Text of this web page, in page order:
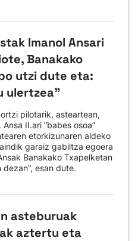
Imanol Ansari
Banakako
utzi dute eta:
ulertzea”
pilotarik, asteartean,
II.ari “babes osoa”
etorkizunaren aldeko
garaiz gabiltza egoera
Banakako Txapelketan
esan dute.
asteburuak
aztertu eta